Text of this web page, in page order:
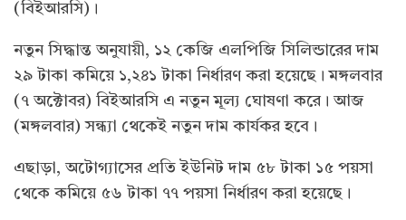
(বিইআরসি)।
নতুন সিদ্ধান্ত অনুযায়ী, ১২ কেজি এলপিজি সিলিন্ডারের দাম
২৯ টাকা কমিয়ে ১,২৪১ টাকা নির্ধারণ করা হয়েছে। মঙ্গলবার
(৭ অক্টোবর) বিইআরসি এ নতুন মূল্য ঘোষণা করে। আজ
(মঙ্গলবার) সন্ধ্যা থেকেই নতুন দাম কার্যকর হবে।
এছাড়া, অটোগ্যাসের প্রতি ইউনিট দাম ৫৮ টাকা ১৫ পয়সা
থেকে কমিয়ে ৫৬ টাকা ৭৭ পয়সা নির্ধারণ করা হয়েছে।